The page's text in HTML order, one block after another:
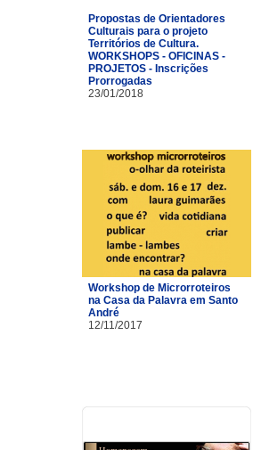
Propostas de Orientadores
Culturais para o projeto
Territórios de Cultura.
WORKSHOPS - OFICINAS -
PROJETOS - Inscrições
Prorrogadas
23/01/2018
Workshop de Microrroteiros
na Casa da Palavra em Santo
André
12/11/2017